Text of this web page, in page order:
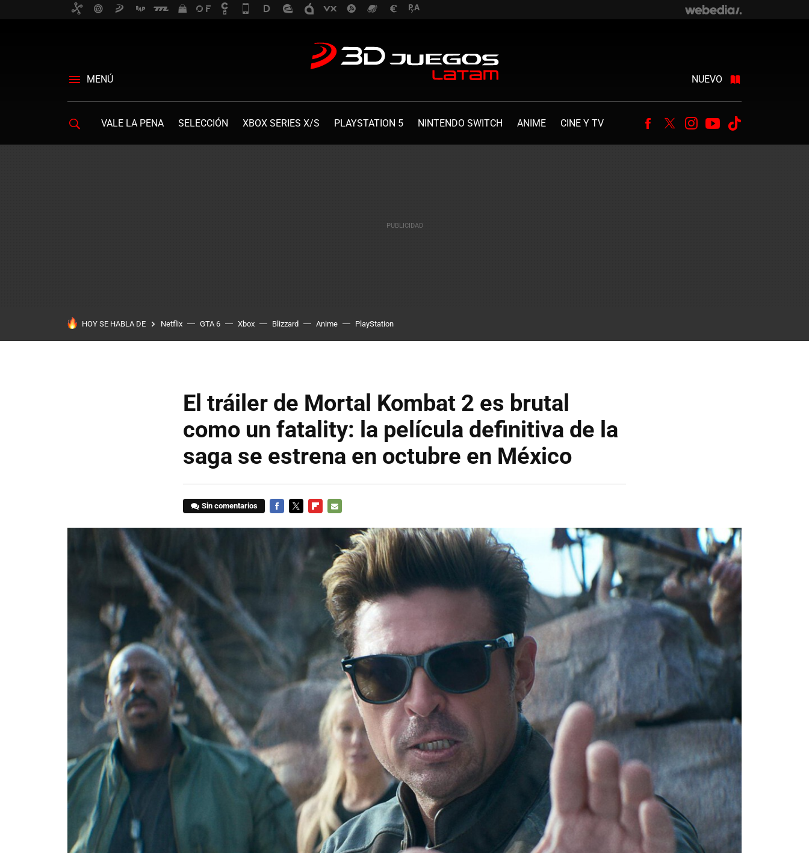
MENÚ NUEVO
VALE LA PENA SELECCIÓN XBOX SERIES X/S PLAYSTATION 5 NINTENDO SWITCH ANIME CINE Y TV Facebook
TwitterInstagram
Youtube
HOY SE HABLA DE Netflix GTA 6 Xbox Blizzard Anime PlayStation
El tráiler de Mortal Kombat 2 es brutal
como un fatality: la película definitiva de la
saga se estrena en octubre en México
Sin comentarios